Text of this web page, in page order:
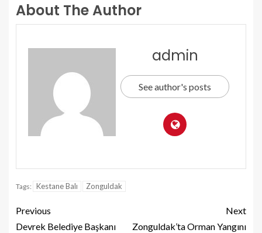
About The Author
admin
See author's posts
Tags: Kestane Balı Zonguldak
Previous
Devrek Belediye Başkanı
Next
Zonguldak’ta Orman Yangını